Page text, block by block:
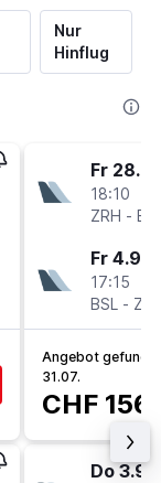
Nur
Hinflug
Fr 28.8.
18:10
ZRH -
Fr 4.9.
17:15
BSL -
Angebot
31.07.
CHF 156
Do 3.9.